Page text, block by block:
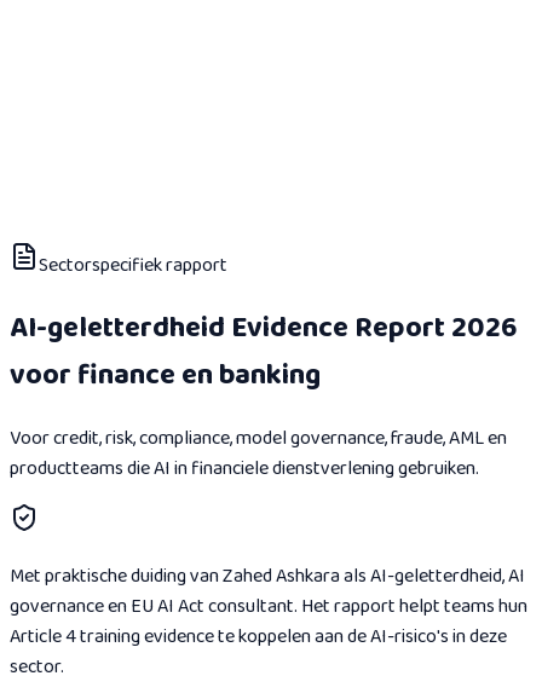
Sectorspecifiek rapport
AI-geletterdheid Evidence Report 2026
voor finance en banking
Voor credit, risk, compliance, model governance, fraude, AML en
productteams die AI in financiele dienstverlening gebruiken.
Met praktische duiding van Zahed Ashkara als AI-geletterdheid, AI
governance en EU AI Act consultant. Het rapport helpt teams hun
Article 4 training evidence te koppelen aan de AI-risico's in deze
sector.